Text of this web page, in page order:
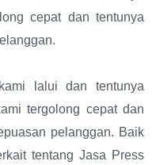
cepat dan tentunya
lalui dan tentunya
tergolong cepat dan
pelanggan. Baik
tentang Jasa Press